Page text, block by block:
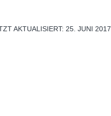
AKTUALISIERT: 25. JUNI 2017